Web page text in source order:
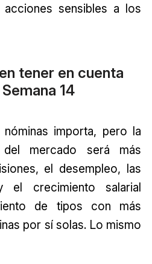
sensibles a los
tener en cuenta
14
importa, pero la
mercado será más
el desempleo, las
el crecimiento salarial
de tipos con más
por sí solas. Lo mismo